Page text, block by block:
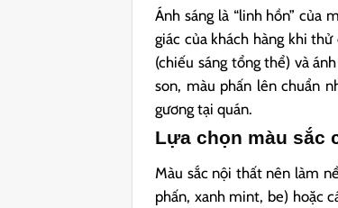
Ánh sáng là “linh hồn” của
giác của khách hàng khi
(chiếu sáng tổng thể) và
son, màu phấn lên chuẩn
gương tại quán.
Lựa chọn màu sắc
Màu sắc nội thất nên làm
phấn, xanh mint, be) hoặc